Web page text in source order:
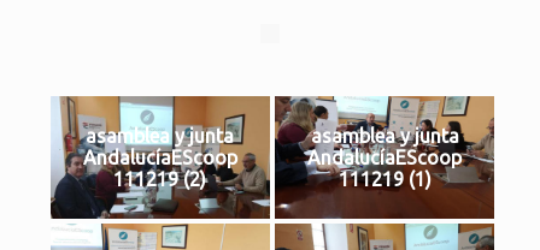
asamblea y junta
AndalucíaEScoop
111219 (2)
asamblea y junta
AndalucíaEScoop
111219 (1)